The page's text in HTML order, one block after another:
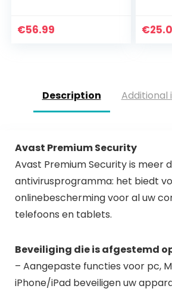
voor consumenten
€56.99 €
Description Additional
Avast Premium Security
Avast Premium Security is meer
antivirusprogramma: het biedt
onlinebescherming voor al uw
telefoons en tablets.
Beveiliging die is afgestemd
– Aangepaste functies voor pc,
iPhone/iPad beveiligen uw